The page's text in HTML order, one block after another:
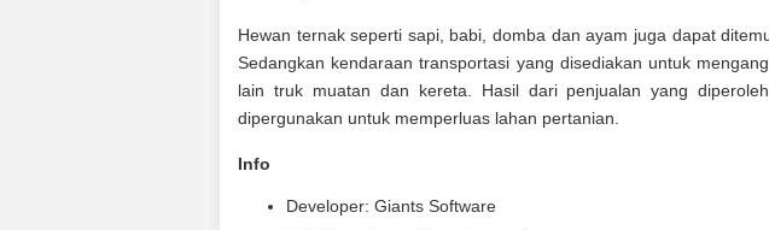
Hewan ternak seperti sapi, babi, domba dan ayam juga dapat
Sedangkan kendaraan transportasi yang disediakan untuk
lain truk muatan dan kereta. Hasil dari penjualan yang
dipergunakan untuk memperluas lahan pertanian.
Info
Developer: Giants Software